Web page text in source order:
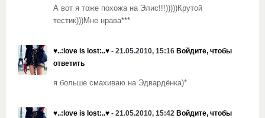
А вот я тоже похожа на Элис!!!)))))Крутой
тестик)))Мне нрава***
♥..:love is lost:..♥ - 21.05.2010, 15:16 Войдите, чтобы
ответить
я больше смахиваю на Эдвардёнка)*
♥..:love is lost:..♥ - 21.05.2010, 15:42 Войдите, чтобы